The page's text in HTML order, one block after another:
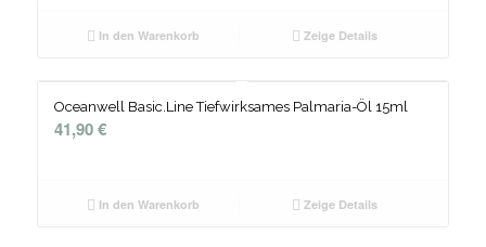
In den Warenkorb Zeige Details
Oceanwell Basic.Line Tiefwirksames Palmaria-Öl 15ml
41,90€
In den Warenkorb Zeige Details